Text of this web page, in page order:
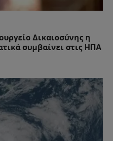
Δικαιοσύνης η
συμβαίνει στις ΗΠΑ